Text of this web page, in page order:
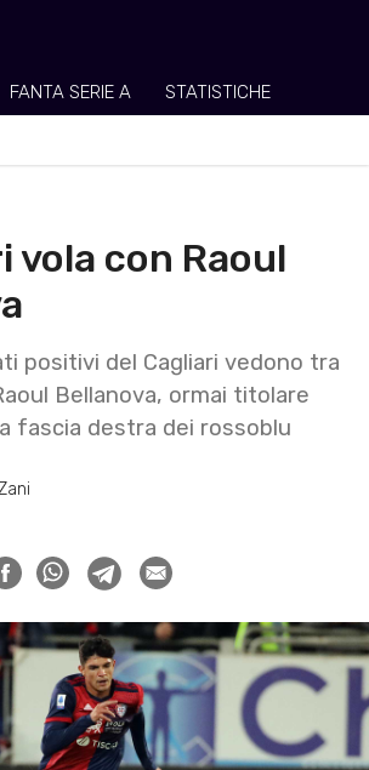
FANTA SERIE A STATISTICHE
vola con Raoul
positivi del Cagliari vedono tra
Bellanova, ormai titolare
fascia destra dei rossoblu